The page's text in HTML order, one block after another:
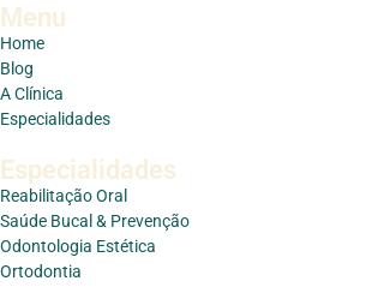
Menu
Home
Blog
A Clínica
Especialidades
Especialidades
Reabilitação Oral
Saúde Bucal & Prevenção
Odontologia Estética
Ortodontia